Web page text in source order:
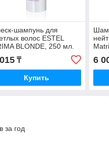
шампунь для
волос ESTEL
BLONDE, 250 мл.
₸
Купить
6
за год